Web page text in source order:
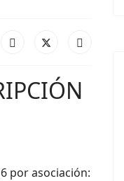
por asociación: